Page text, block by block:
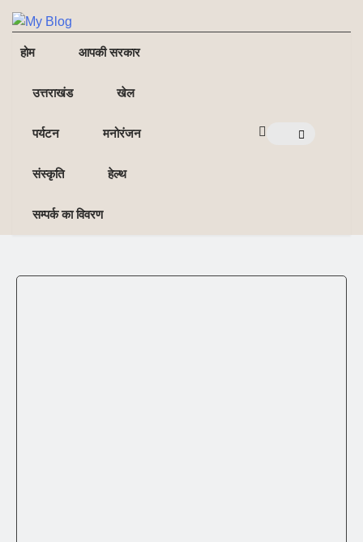
NE
NEWS ELEMENTOR
होम आपकी सरकार
उत्तराखंड खेल
पर्यटन मनोरंजन
संस्कृति हेल्थ
सम्पर्क का विवरण